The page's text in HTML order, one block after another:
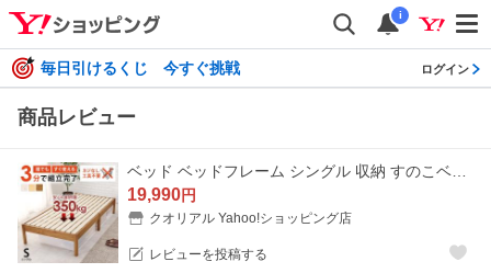
i
毎日引けるくじ 今すぐ挑戦 ログイン
商品レビュー
19,990円
クオリアル Yahoo!ショッピング店
レビューを投稿する